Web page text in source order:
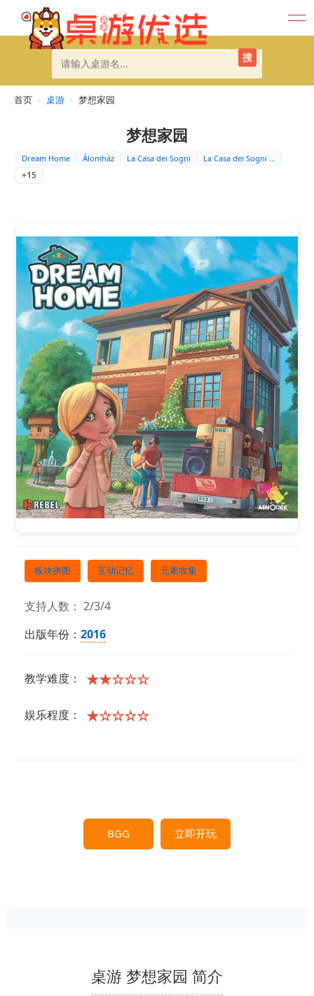
搜
首页 › 桌游 › 梦想家园
梦想家园
Dream Home Álomház La Casa dei Sogni La Casa dei Sogni …
+15
板块拼图 互动记忆 元素收集
支持人数： 2/3/4
出版年份： 2016
教学难度： ★★☆☆☆
娱乐程度： ★☆☆☆☆
BGG 立即开玩
桌游 梦想家园 简介